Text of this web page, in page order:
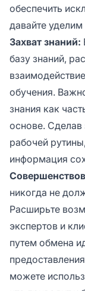
обеспечить
давайте
Захват знаний:
базу знаний,
обучения.
знания как
основе. Сделав
рабочей
информация
никогда не
Расширьте
экспертов и
путем обмена
можете